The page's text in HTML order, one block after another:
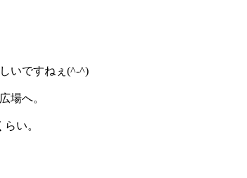
いですねぇ(^-^)
場へ。
い。